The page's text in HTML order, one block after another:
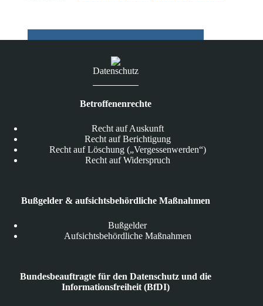
Explorer
TÜV-
Datenschutz
Betroffenenrechte
Recht auf Auskunft
Recht auf Berichtigung
Recht auf Löschung („Vergessenwerden“)
Recht auf Widerspruch
Bußgelder & aufsichtsbehördliche Maßnahmen
Bußgelder
Aufsichtsbehördliche Maßnahmen
Bundesbeauftragte für den Datenschutz und die
Informationsfreiheit (BfDI)